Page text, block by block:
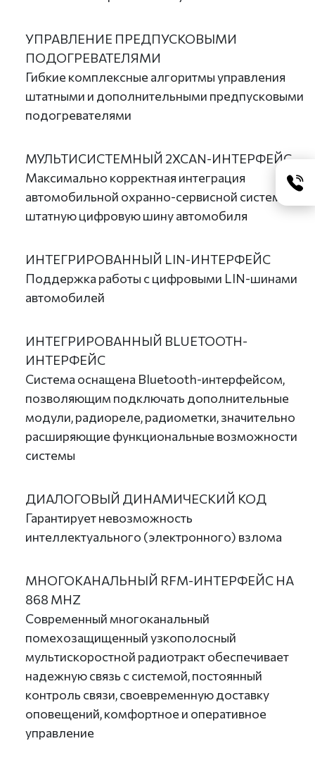
УПРАВЛЕНИЕ ПРЕДПУСКОВЫМИ
ПОДОГРЕВАТЕЛЯМИ
Гибкие комплексные алгоритмы управления
штатными и дополнительными предпусковыми
подогревателями
МУЛЬТИСИСТЕМНЫЙ 2XCAN-ИНТЕРФЕЙС
Максимально корректная интеграция
автомобильной охранно-сервисной системы в
штатную цифровую шину автомобиля
ИНТЕГРИРОВАННЫЙ LIN-ИНТЕРФЕЙС
Поддержка работы с цифровыми LIN-шинами
автомобилей
ИНТЕГРИРОВАННЫЙ BLUETOOTH-
ИНТЕРФЕЙС
Система оснащена Bluetooth-интерфейсом,
позволяющим подключать дополнительные
модули, радиореле, радиометки, значительно
расширяющие функциональные возможности
системы
ДИАЛОГОВЫЙ ДИНАМИЧЕСКИЙ КОД
Гарантирует невозможность
интеллектуального (электронного) взлома
МНОГОКАНАЛЬНЫЙ RFM-ИНТЕРФЕЙС НА
868 MHZ
Современный многоканальный
помехозащищенный узкополосный
мультискоростной радиотракт обеспечивает
надежную связь с системой, постоянный
контроль связи, своевременную доставку
оповещений, комфортное и оперативное
управление